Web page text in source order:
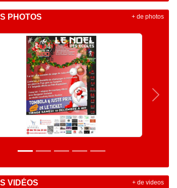
PHOTOS + de photos
VIDÉOS + de videos